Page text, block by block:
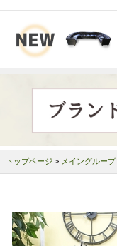
トップページ > メイングループ